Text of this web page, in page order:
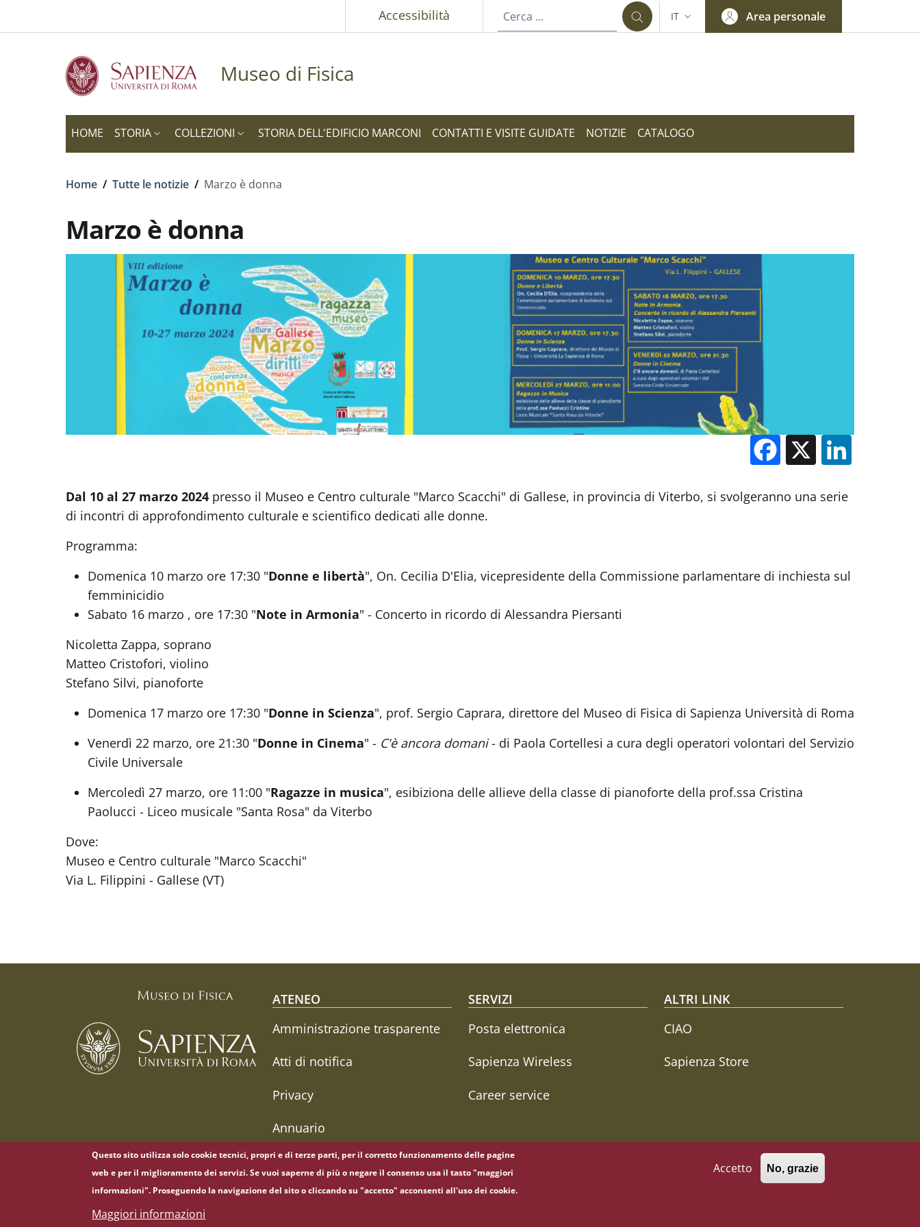
Accessibilità SELETTORE LINGUA: CURRENT LANGUAGE
IT Area personale
Museo di Fisica
HOME STORIA COLLEZIONI STORIA DELL'EDIFICIO MARCONI CONTATTI E VISITE GUIDATE NOTIZIE CATALOGO
Briciole di pane
Home / Tutte le notizie / Marzo è donna
Marzo è donna
Facebook
X
Dal 10 al 27 marzo 2024 presso il Museo e Centro culturale "Marco Scacchi" di Gallese, in provincia di Viterbo, si svolgeranno una serie
di incontri di approfondimento culturale e scientifico dedicati alle donne.
Programma:
Domenica 10 marzo ore 17:30 "Donne e libertà", On. Cecilia D'Elia, vicepresidente della Commissione parlamentare di inchiesta sul
femminicidio
Sabato 16 marzo , ore 17:30 "Note in Armonia" - Concerto in ricordo di Alessandra Piersanti
Nicoletta Zappa, soprano
Matteo Cristofori, violino
Stefano Silvi, pianoforte
Domenica 17 marzo ore 17:30 "Donne in Scienza", prof. Sergio Caprara, direttore del Museo di Fisica di Sapienza Università di Roma
Venerdì 22 marzo, ore 21:30 "Donne in Cinema" - C'è ancora domani- di Paola Cortellesi a cura degli operatori volontari del Servizio
Civile Universale
Mercoledì 27 marzo, ore 11:00 "Ragazze in musica", esibiziona delle allieve della classe di pianoforte della prof.ssa Cristina
Paolucci - Liceo musicale "Santa Rosa" da Viterbo
Dove:
Museo e Centro culturale "Marco Scacchi"
Via L. Filippini - Gallese (VT)
Footer menu
ATENEO
Amministrazione trasparente
Atti di notifica
Privacy
Annuario
SERVIZI
Posta elettronica
Sapienza Wireless
Career service
ALTRI LINK
CIAO
Sapienza Store
Questo sito utilizza solo cookie tecnici, propri e di terze parti, per il corretto funzionamento delle pagine
web e per il miglioramento dei servizi. Se vuoi saperne di più o negare il consenso usa il tasto "maggiori
informazioni". Proseguendo la navigazione del sito o cliccando su "accetto" acconsenti all'uso dei cookie.
Maggiori informazioni
Accetto No, grazie